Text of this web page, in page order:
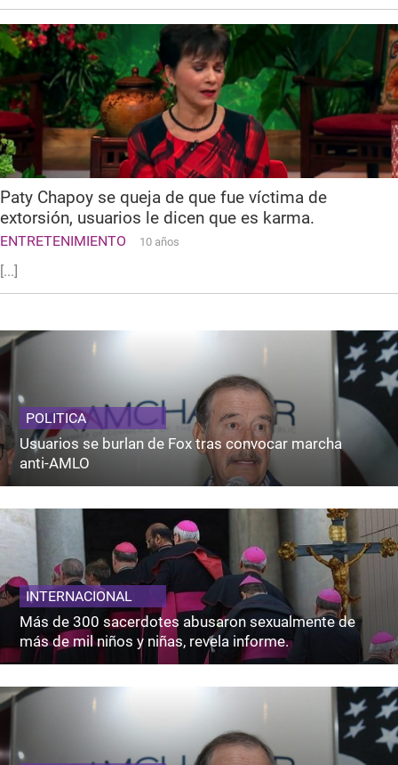
Paty Chapoy se queja de que fue víctima de
extorsión, usuarios le dicen que es karma.
ENTRETENIMIENTO 10 años
[...]
POLITICA
Usuarios se burlan de Fox tras convocar marcha
anti-AMLO
INTERNACIONAL
Más de 300 sacerdotes abusaron sexualmente de
más de mil niños y niñas, revela informe.